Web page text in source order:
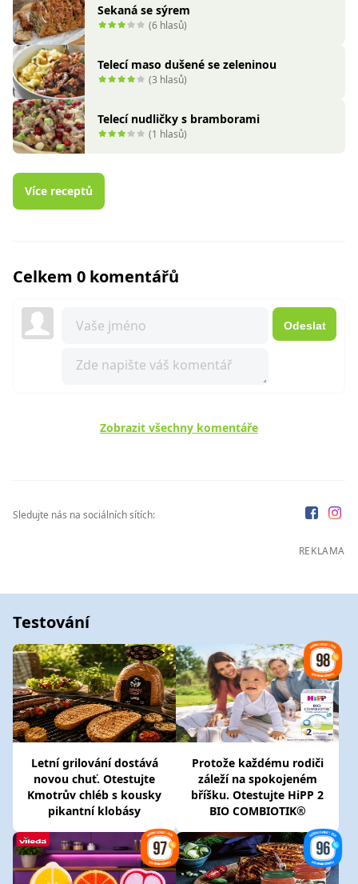
Sekaná se sýrem
(6 hlasů)
Telecí maso dušené se zeleninou
(3 hlasů)
Telecí nudličky s bramborami
(1 hlasů)
Více receptů
Celkem 0 komentářů
Odeslat
Zobrazit všechny komentáře
Sledujte nás na sociálních sítích:
REKLAMA
Testování
Letní grilování dostává
novou chuť. Otestujte
Kmotrův chléb s kousky
pikantní klobásy
Protože každému rodiči
záleží na spokojeném
bříšku. Otestujte HiPP 2
BIO COMBIOTIK®